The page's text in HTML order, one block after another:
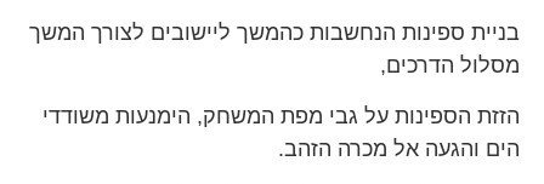
בניית ספינות הנחשבות כהמשך ליישובים לצורך המשך
מסלול הדרכים,
הזזת הספינות על גבי מפת המשחק, הימנעות משודדי
הים והגעה אל מכרה הזהב.